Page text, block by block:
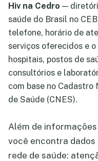
Hiv na Cedro —
saúde do Brasil no
telefone, horário de
serviços oferecidos e
hospitais, postos de
consultórios e
com base no
de Saúde (CNES).
Além de
você encontra
rede de saúde: